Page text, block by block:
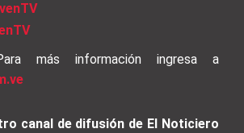
más información ingresa a
canal de difusión de El Noticiero